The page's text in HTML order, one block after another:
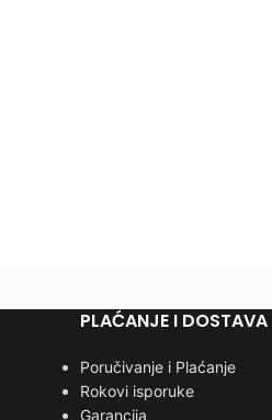
PLAĆANJE I DOSTAVA
Poručivanje i Plaćanje
Rokovi isporuke
Garancija